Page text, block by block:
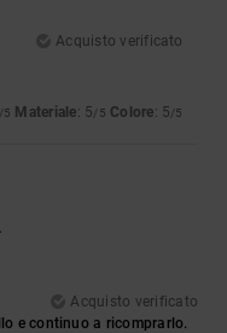
Acquisto verificato
/5 Materiale: 5/5 Colore: 5/5
Acquisto verificato
e continuo a ricomprarlo.